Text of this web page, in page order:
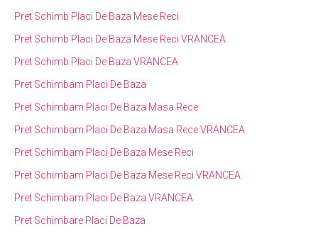
Pret Schimb Placi De Baza Mese Reci
Pret Schimb Placi De Baza Mese Reci VRANCEA
Pret Schimb Placi De Baza VRANCEA
Pret Schimbam Placi De Baza
Pret Schimbam Placi De Baza Masa Rece
Pret Schimbam Placi De Baza Masa Rece VRANCEA
Pret Schimbam Placi De Baza Mese Reci
Pret Schimbam Placi De Baza Mese Reci VRANCEA
Pret Schimbam Placi De Baza VRANCEA
Pret Schimbare Placi De Baza